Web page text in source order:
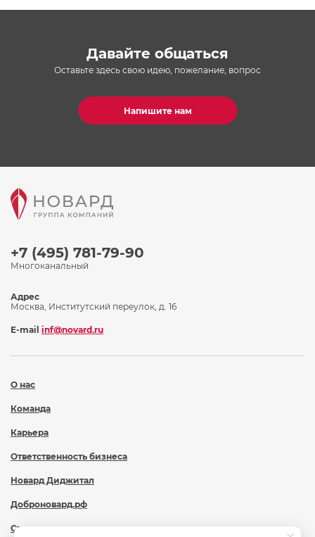
Давайте общаться
Оставьте здесь свою идею, пожелание, вопрос
Напишите нам
+7 (495) 781-79-90
Многоканальный
О нас
Команда
Карьера
Ответственность бизнеса
Новард Диджитал
Доброновард.рф
Статьи
Адрес
Москва, Институтский переулок, д. 16
E-mail inf@novard.ru